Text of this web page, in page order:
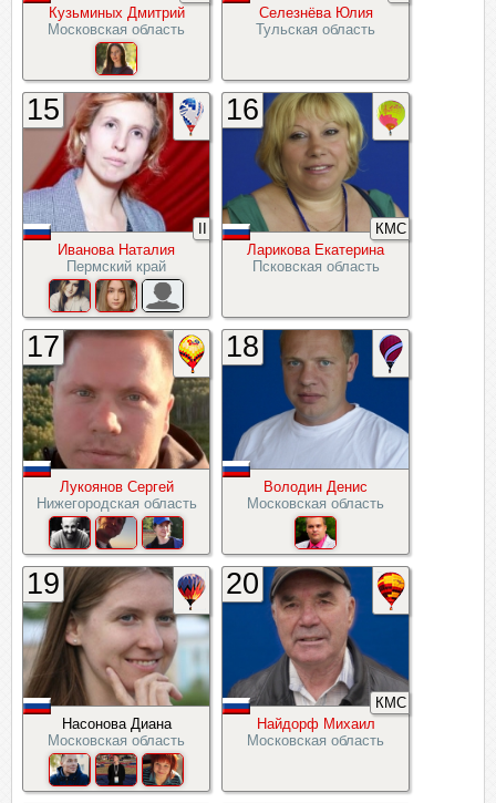
Кузьминых Дмитрий
Московская область
Селезнёва Юлия
Тульская область
Иванова Наталия
Пермский край
15
Ларикова Екатерина
Псковская область
КМС
16
Лукоянов Сергей
Нижегородская область
17
Володин Денис
Московская область
18
Насонова Диана
Московская область
19
Найдорф Михаил
Московская область
КМС
20